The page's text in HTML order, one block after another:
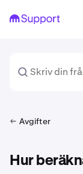
Avgifter
Hur